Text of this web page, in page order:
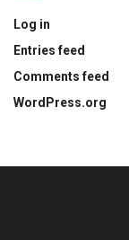
Log in
Entries feed
Comments feed
WordPress.org